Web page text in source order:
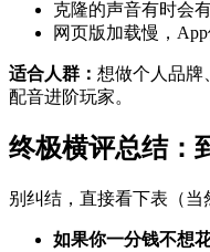
克隆的声音有时会
网页版加载慢，
适合人群： 想做个人品牌
配音进阶玩家。
终极横评总结：
别纠结，直接看下表（当
如果你一分钱不想